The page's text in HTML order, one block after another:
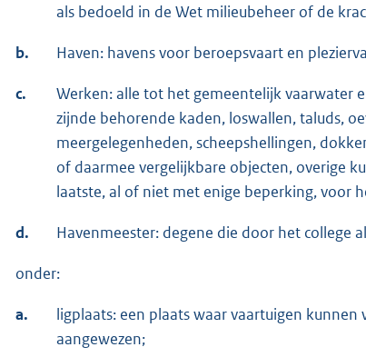
als bedoeld in de Wet milieubeheer of de
b. Haven: havens voor beroepsvaart en
c.
Werken: alle tot het gemeentelijk vaarwater
zijnde behorende kaden, loswallen, taluds,
meergelegenheden, scheepshellingen,
of daarmee vergelijkbare objecten, overige
laatste, al of niet met enige beperking, voor
d. Havenmeester: degene die door het college
onder:
a.
ligplaats: een plaats waar vaartuigen
aangewezen;